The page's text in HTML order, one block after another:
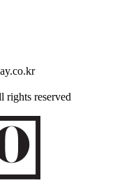
rights reserved